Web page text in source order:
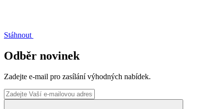
Stáhnout
Odběr novinek
Zadejte e-mail pro zasílání výhodných nabídek.